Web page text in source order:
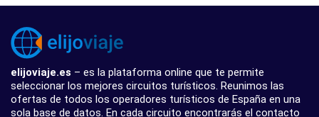
elijoviaje.es – es la plataforma online que te permite
seleccionar los mejores circuitos turísticos. Reunimos las
ofertas de todos los operadores turísticos de España en una
sola base de datos. En cada circuito encontrarás el contacto